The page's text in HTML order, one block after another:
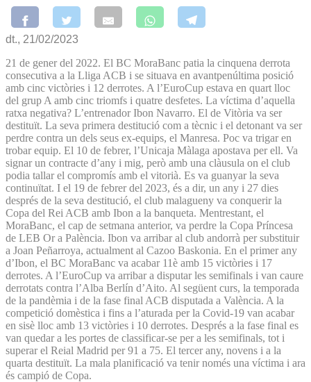
dt., 21/02/2023
21 de gener del 2022. El BC MoraBanc patia la cinquena derrota
consecutiva a la Lliga ACB i se situava en avantpenúltima posició
amb cinc victòries i 12 derrotes. A l’EuroCup estava en quart lloc
del grup A amb cinc triomfs i quatre desfetes. La víctima d’aquella
ratxa negativa? L’entrenador Ibon Navarro. El de Vitòria va ser
destituït. La seva primera destitució com a tècnic i el detonant va ser
perdre contra un dels seus ex-equips, el Manresa. Poc va trigar en
trobar equip. El 10 de febrer, l’Unicaja Màlaga apostava per ell. Va
signar un contracte d’any i mig, però amb una clàusula on el club
podia tallar el compromís amb el vitorià. Es va guanyar la seva
continuïtat. I el 19 de febrer del 2023, és a dir, un any i 27 dies
després de la seva destitució, el club malagueny va conquerir la
Copa del Rei ACB amb Ibon a la banqueta. Mentrestant, el
MoraBanc, el cap de setmana anterior, va perdre la Copa Príncesa
de LEB Or a Palència. Ibon va arribar al club andorrà per substituir
a Joan Peñarroya, actualment al Cazoo Baskonia. En el primer any
d’Ibon, el BC MoraBanc va acabar 11è amb 15 victòries i 17
derrotes. A l’EuroCup va arribar a disputar les semifinals i van caure
derrotats contra l’Alba Berlín d’Aito. Al següent curs, la temporada
de la pandèmia i de la fase final ACB disputada a València. A la
competició domèstica i fins a l’aturada per la Covid-19 van acabar
en sisè lloc amb 13 victòries i 10 derrotes. Després a la fase final es
van quedar a les portes de classificar-se per a les semifinals, tot i
superar el Reial Madrid per 91 a 75. El tercer any, novens i a la
quarta destituït. La mala planificació va tenir només una víctima i ara
és campió de Copa.